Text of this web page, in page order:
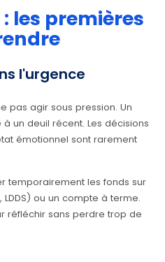
les premières
l'urgence
pas agir sous pression. Un
un deuil récent. Les décisions
émotionnel sont rarement
temporairement les fonds sur
ou un compte à terme.
réfléchir sans perdre trop de